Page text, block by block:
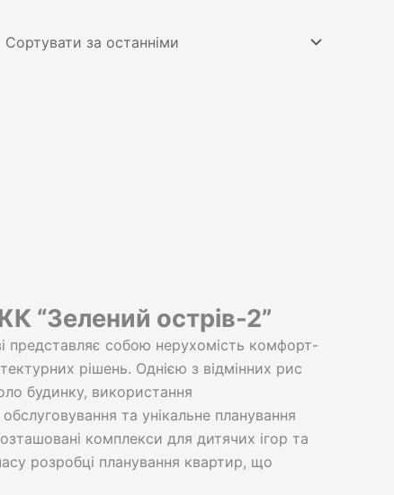
“Зелений острів-2”
представляє собою нерухомість комфорт-
рішень. Однією з відмінних рис
будинку, використання
та унікальне планування
комплекси для дитячих ігор та
розробці планування квартир, що